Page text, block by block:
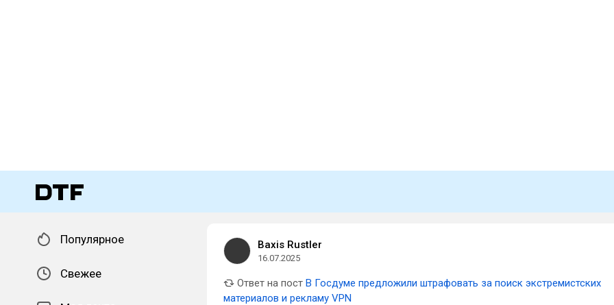
Популярное
Свежее
Baxis Rustler
16.07.2025
Ответ на пост В Госдуме предложили штрафовать за поиск экстремистских
материалов и рекламу VPN